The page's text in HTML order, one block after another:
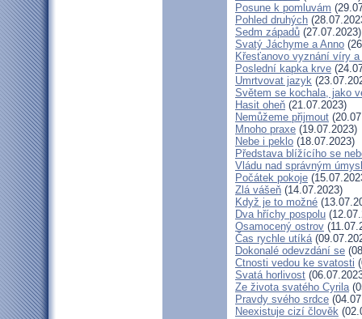
Posune k pomluvám
Pohled druhých
Sedm západů (27.07.2023)
Svatý Jáchyme a Anno
Křesťanovo vyznání víry
Poslední kapka krve
Umrtvovat jazyk
Světem se kochala, jako
Hasit oheň (21.07.2023)
Nemůžeme přijmout
Mnoho praxe (19.07.2023)
Nebe i peklo (18.07.2023)
Představa blížícího se
Vládu nad správným
Počátek pokoje
Zlá vášeň (14.07.2023)
Když je to možné
Dva hříchy pospolu
Osamocený ostrov
Čas rychle utíká
Dokonalé odevzdání se
Ctnosti vedou ke svatosti
Svatá horlivost
Ze života svatého Cyrila
Pravdy svého srdce
Neexistuje cizí člověk